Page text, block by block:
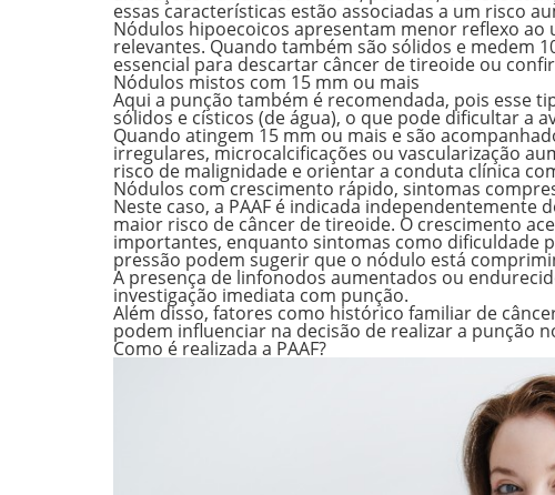
essas características estão associadas a um risco
Nódulos hipoecoicos apresentam menor reflexo
relevantes. Quando também são sólidos e medem
essencial para descartar câncer de tireoide ou
Nódulos mistos com 15 mm ou mais
Aqui a punção também é recomendada, pois esse
sólidos e císticos (de água), o que pode dificultar a
Quando atingem 15 mm ou mais e são
irregulares, microcalcificações ou vascularização
risco de malignidade e orientar a conduta clínica
Nódulos com crescimento rápido, sintomas
Neste caso, a PAAF é indicada independentemente
maior risco de câncer de tireoide. O crescimento
importantes, enquanto sintomas como dificuldade
pressão podem sugerir que o nódulo está
A presença de linfonodos aumentados ou
investigação imediata com punção.
Além disso, fatores como histórico familiar de
podem influenciar na decisão de realizar a punção
Como é realizada a PAAF?